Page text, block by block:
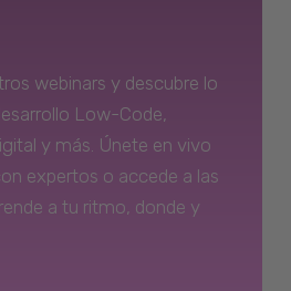
webinars y descubre lo
Low-Code,
y más. Únete en vivo
expertos o accede a las
a tu ritmo, donde y